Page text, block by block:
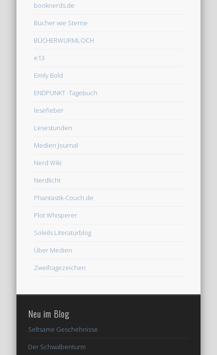
booknerds.de
Bücher wie Sterne
BÜCHERWURMLOCH
e13
Emily Bold
ENDPUNKT -Tagebuch
lesefieber
Lesestunden
Medien Journal
Nerd Wiki
Nerdlicht
Phantastik-Couch.de
Plot Whisperer
Soleils Literaturblog
Über Medien
Zweifragezeichen
Neu im Blog
Seltsame Geschehnisse
Der Schwalbenturm